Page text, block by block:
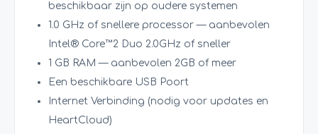
beschikbaar zijn op oudere systemen
1.0 GHz of snellere processor — aanbevolen
Intel® Core™2 Duo 2.0GHz of sneller
1 GB RAM — aanbevolen 2GB of meer
Een beschikbare USB Poort
Internet Verbinding (nodig voor updates en
HeartCloud)